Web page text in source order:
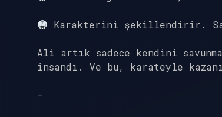
Karakterini şekillendirir.
Ali artık sadece kendini
insandı. Ve bu, karateyle
—